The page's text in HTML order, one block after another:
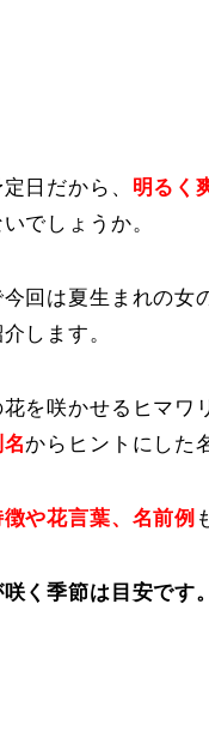
日だから、 明るく
でしょうか。
回は夏生まれの女
します。
を咲かせるヒマワ
からヒントにした
や花言葉、名前例
く季節は目安です